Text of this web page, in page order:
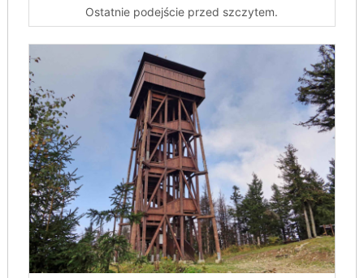
Ostatnie podejście przed szczytem.